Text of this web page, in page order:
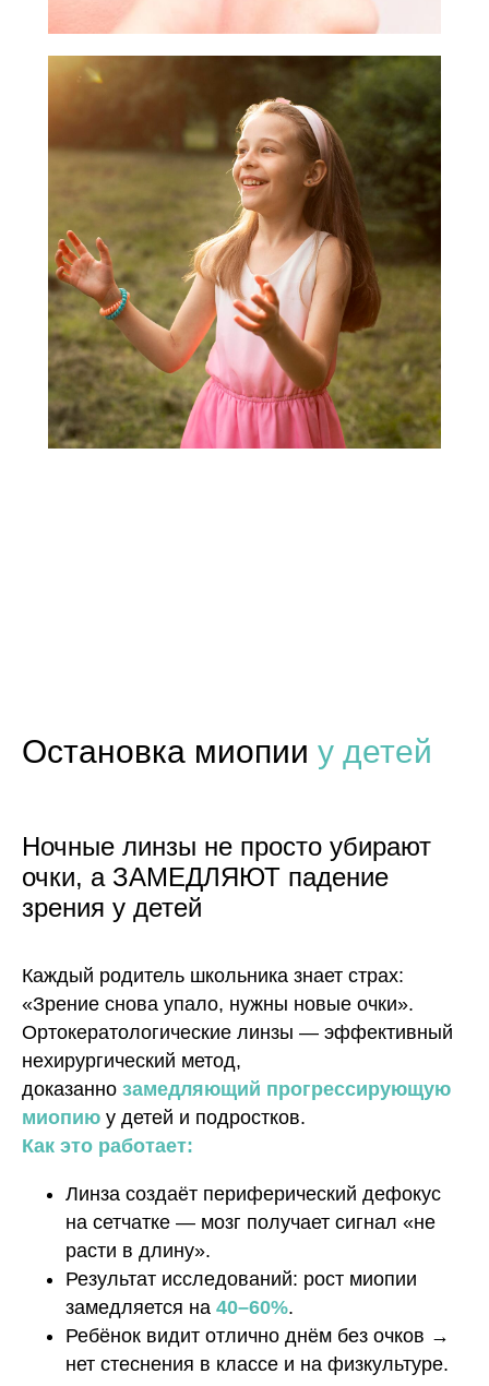
Остановка миопии у детей
Ночные линзы не просто убирают
очки, а ЗАМЕДЛЯЮТ падение
зрения у детей
Каждый родитель школьника знает страх:
«Зрение снова упало, нужны новые очки».
Ортокератологические линзы — эффективный
нехирургический метод,
доказанно замедляющий прогрессирующую
миопию у детей и подростков.
Как это работает:
Линза создаёт периферический дефокус
на сетчатке — мозг получает сигнал «не
расти в длину».
Результат исследований: рост миопии
замедляется на 40–60%.
Ребёнок видит отлично днём без очков →
нет стеснения в классе и на физкультуре.